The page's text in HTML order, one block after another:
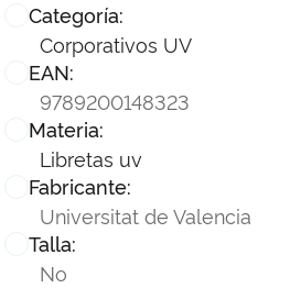
Categoría:
Corporativos UV
EAN:
9789200148323
Materia:
Libretas uv
Fabricante:
Universitat de Valencia
Talla:
No